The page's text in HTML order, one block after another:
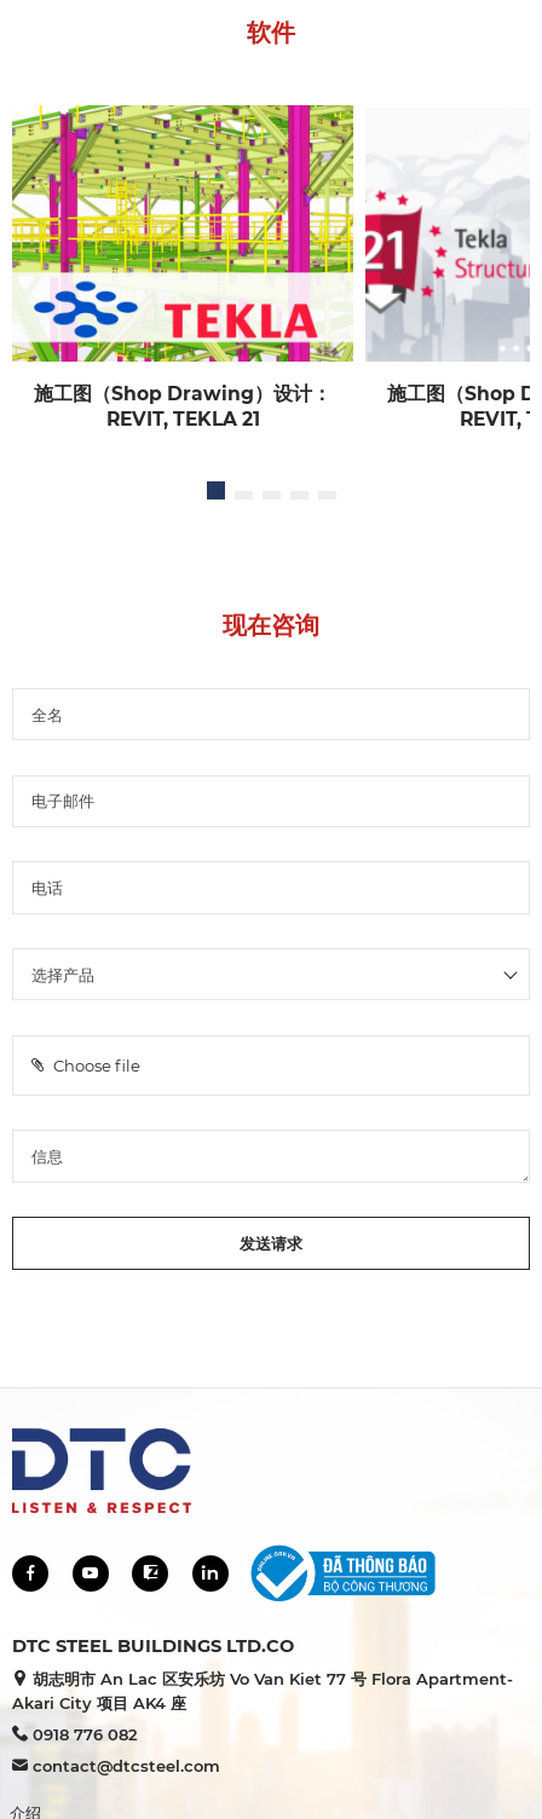
软件
施工图（Shop Drawing）设计：
REVIT, TEKLA 21
施工图（Shop
REVIT,
现在咨询
Choose file
发送请求
DTC STEEL BUILDINGS LTD.CO
胡志明市 An Lac 区安乐坊 Vo Van Kiet 77 号 Flora Apartment-
Akari City 项目 AK4 座
0918 776 082
contact@dtcsteel.com
介绍